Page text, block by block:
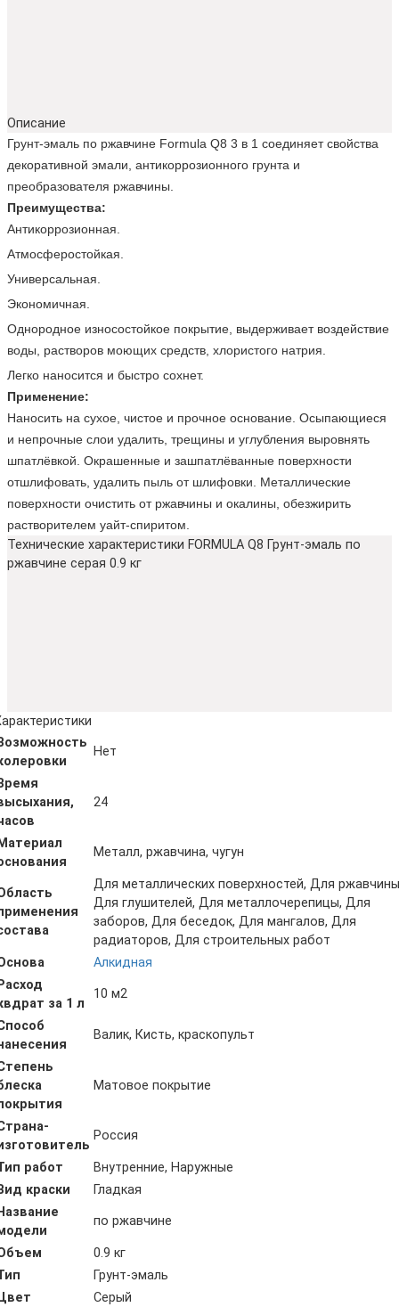
Описание
Грунт-эмаль по ржавчине Formula Q8 3 в 1 соединяет свойства
декоративной эмали, антикоррозионного грунта и
преобразователя ржавчины.
Преимущества:
Антикоррозионная.
Атмосферостойкая.
Универсальная.
Экономичная.
Однородное износостойкое покрытие, выдерживает воздействие
воды, растворов моющих средств, хлористого натрия.
Легко наносится и быстро сохнет.
Применение:
Наносить на сухое, чистое и прочное основание. Осыпающиеся
и непрочные слои удалить, трещины и углубления выровнять
шпатлёвкой. Окрашенные и зашпатлёванные поверхности
отшлифовать, удалить пыль от шлифовки. Металлические
поверхности очистить от ржавчины и окалины, обезжирить
растворителем уайт-спиритом.
Технические характеристики FORMULA Q8 Грунт-эмаль по
ржавчине серая 0.9 кг
Нет
24
Металл, ржавчина, чугун
Для металлических поверхностей, Для
Для глушителей, Для металлочерепицы, Для
заборов, Для беседок, Для мангалов, Для
радиаторов, Для строительных работ
Алкидная
за 1 л
10 м2
Валик, Кисть, краскопульт
Матовое покрытие
Россия
работ
Внутренние, Наружные
краски
Гладкая
по ржавчине
0.9 кг
Грунт-эмаль
Серый